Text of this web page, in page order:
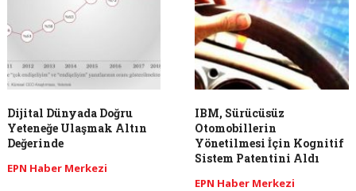
Dijital Dünyada Doğru
Yeteneğe Ulaşmak Altın
Değerinde
EPN Haber Merkezi
IBM, Sürücüsüz
Otomobillerin
Yönetilmesi İçin Kognitif
Sistem Patentini Aldı
EPN Haber Merkezi